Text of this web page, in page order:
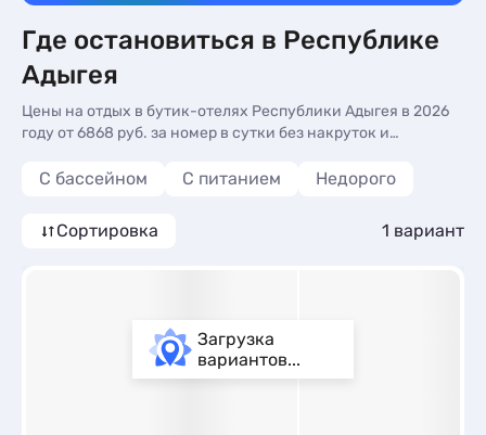
Где остановиться в Республике
Адыгея
Цены на отдых в бутик-отелях Республики Адыгея в 2026
году от 6868 руб. за номер в сутки без накруток и
С бассейном С питанием Недорого
Сортировка 1 вариант
Загрузка
вариантов...